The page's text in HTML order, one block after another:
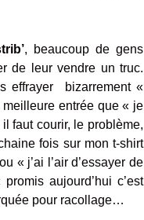
, beaucoup de gens
de leur vendre un truc.
effrayer bizarrement «
entrée que « je
faut courir, le problème,
fois sur mon t-shirt
« j’ai l’air d’essayer de
aujourd’hui c’est
pour racollage…